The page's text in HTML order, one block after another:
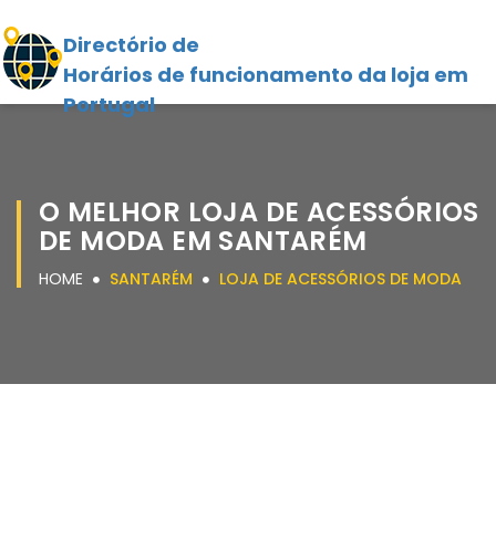
Directório de
Horários de funcionamento da loja em
Portugal
O MELHOR LOJA DE ACESSÓRIOS
DE MODA EM SANTARÉM
HOME SANTARÉM LOJA DE ACESSÓRIOS DE MODA